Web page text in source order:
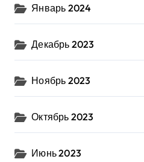
Январь 2024
Декабрь 2023
Ноябрь 2023
Октябрь 2023
Июнь 2023